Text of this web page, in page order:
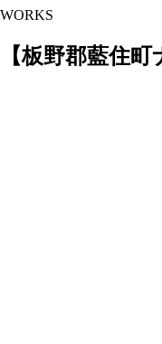
WORKS
【板野郡藍住